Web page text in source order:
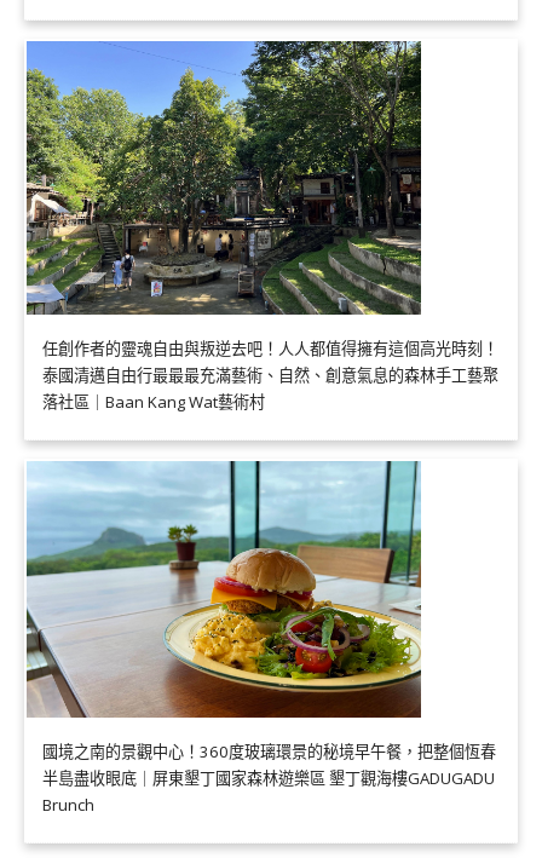
任創作者的靈魂自由與叛逆去吧！人人都值得擁有這個高光時刻！
泰國清邁自由行最最最充滿藝術、自然、創意氣息的森林手工藝聚
落社區｜Baan Kang Wat藝術村
國境之南的景觀中心！360度玻璃環景的秘境早午餐，把整個恆春
半島盡收眼底｜屏東墾丁國家森林遊樂區 墾丁觀海樓GADUGADU
Brunch